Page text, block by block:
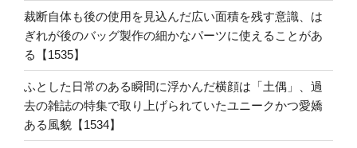
裁断自体も後の使用を見込んだ広い面積を残す意識、は
ぎれが後のバッグ製作の細かなパーツに使えることがあ
る【1535】
ふとした日常のある瞬間に浮かんだ横顔は「土偶」、過
去の雑誌の特集で取り上げられていたユニークかつ愛嬌
ある風貌【1534】